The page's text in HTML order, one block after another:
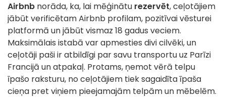
Airbnb norāda, ka, lai mēģinātu rezervēt, ceļotājiem
jābūt verificētam Airbnb profilam, pozitīvai vēsturei
platformā un jābūt vismaz 18 gadus veciem.
Maksimālais istabā var apmesties divi cilvēki, un
ceļotāji paši ir atbildīgi par savu transportu uz Parīzi
Francijā un atpakaļ. Protams, ņemot vērā telpu
īpašo raksturu, no ceļotājiem tiek sagaidīta īpaša
cieņa pret viņiem pieejamajām telpām un mēbelēm.